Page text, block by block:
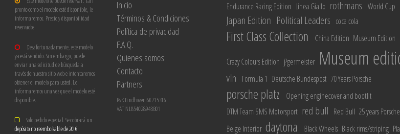
pronto como el modelo esté disponible, le
informaremos. Precio y disponibilidad
reservados.
Desafortunadamente, este modelo
ya está vendido. Sin embargo, puede
enviar una solicitud de búsqueda a
través de nuestro sitio web e intentaremos
obtener el modelo para usted. Le
informaremos una vez que el modelo esté
disponible.
Solo pedido especial. Se cobrará un
depósito no reembolsable de 20 €.
Inicio
Términos & Condiciones
Política de privacidad
F.A.Q.
Quienes somos
Contacto
Partners
KvK Eindhoven 60715316
VAT NL854028948B01
Endurance Racing Edition Linea Giallo rothmans World Cup
Japan Edition Political Leaders coca cola
First Class Collection China Edition Museum Edition
Crazy Colours Edition j?germeister Museum
vln Formula 1 Deutsche Bundespost 70 Years Porsche
porsche platz
Opening enginecover and bootlit
DTM Team SMS Motorsport red bull Red Bull 25 years
Beige Interior daytona Black Wheels Black rims/striping